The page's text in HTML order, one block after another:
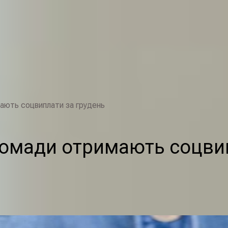
соцвиплати за грудень
отримають